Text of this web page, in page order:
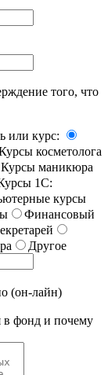
того, что
или курс:
косметолога
Курсы маникюра
1С:
курсы
Финансовый
Другое
(он-лайн)
в фонд и почему